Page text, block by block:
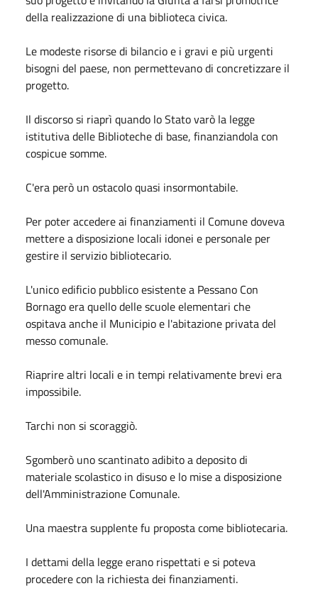
della realizzazione di una biblioteca civica.
Le modeste risorse di bilancio e i gravi e più urgenti
bisogni del paese, non permettevano di concretizzare il
progetto.
Il discorso si riaprì quando lo Stato varò la legge
istitutiva delle Biblioteche di base, finanziandola con
cospicue somme.
C'era però un ostacolo quasi insormontabile.
Per poter accedere ai finanziamenti il Comune doveva
mettere a disposizione locali idonei e personale per
gestire il servizio bibliotecario.
L'unico edificio pubblico esistente a Pessano Con
Bornago era quello delle scuole elementari che
ospitava anche il Municipio e l'abitazione privata del
messo comunale.
Riaprire altri locali e in tempi relativamente brevi era
impossibile.
Tarchi non si scoraggiò.
Sgomberò uno scantinato adibito a deposito di
materiale scolastico in disuso e lo mise a disposizione
dell'Amministrazione Comunale.
Una maestra supplente fu proposta come bibliotecaria.
I dettami della legge erano rispettati e si poteva
procedere con la richiesta dei finanziamenti.